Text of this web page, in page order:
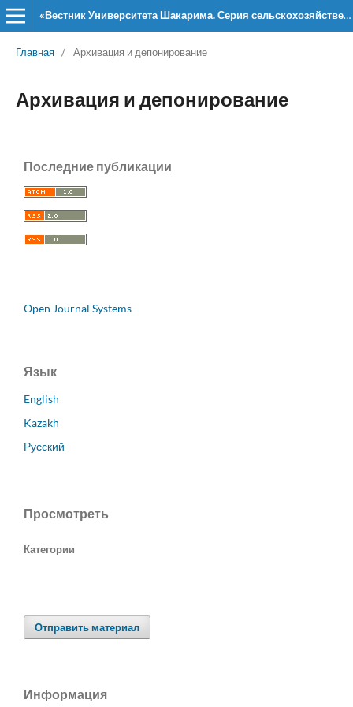
«Вестник Университета Шакарима. Серия сельскохозяйственные и ветеринарные науки»
Главная / Архивация и депонирование
Архивация и депонирование
Последние публикации
Open Journal Systems
Язык
English
Kazakh
Русский
Просмотреть
Категории
Отправить материал
Информация